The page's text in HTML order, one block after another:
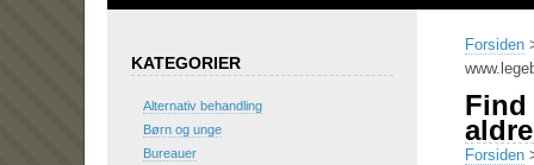
Forsiden
Forsiden
KATEGORIER
Alternativ behandling
Børn og unge
Bureauer